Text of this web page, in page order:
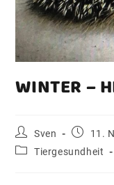
WINTER –
Sven
11.
Tiergesundheit